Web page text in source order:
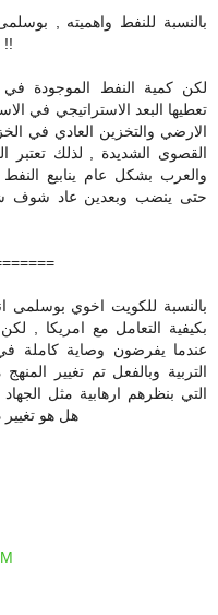
بالنسبة للنفط واهميته ,
نوعية للنفط في العالم في امريكا !!
لكن كمية النفط الموجودة
تعطيها البعد الاستراتيجي في
الارضي والتخزين العادي في
القصوى الشديدة , لذلك
والعرب بشكل عام ينابيع
حتى ينضب وبعدين عاد شوف
بالنسبة للكويت اخوي بوسلمى
بكيفية التعامل مع امريكا ,
عندما يفرضون وصاية كاملة
التربية وبالفعل تم تغيير
التي بنظرهم ارهابية مثل
هل هو تغيير